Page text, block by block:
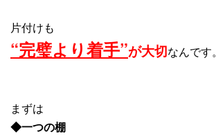
片付けも
“完璧より着手”が大切なんです。
まずは
◆一つの棚